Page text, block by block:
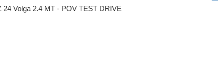
24 Volga 2.4 MT - POV TEST DRIVE